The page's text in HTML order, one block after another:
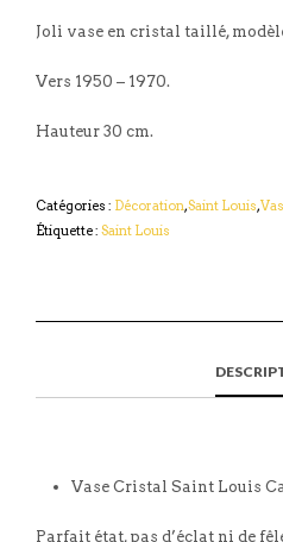
Joli vase en cristal taillé,
Vers 1950 – 1970.
Hauteur 30 cm.
Catégories : Décoration,Saint Louis,
Étiquette : Saint Louis
Vase Cristal Saint Louis
Parfait état, pas d’éclat ni de